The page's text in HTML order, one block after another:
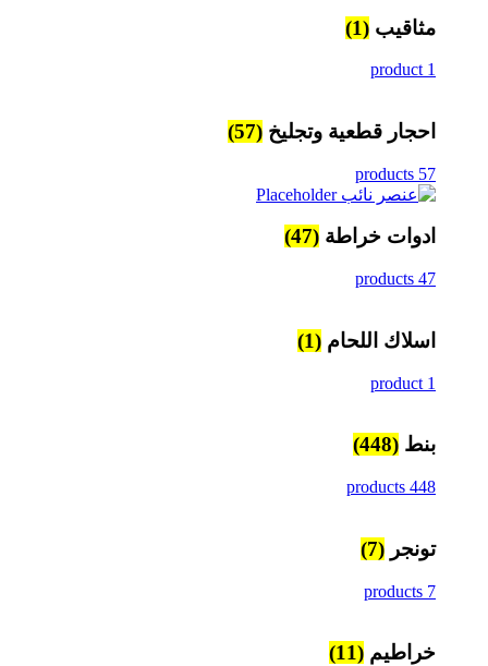
مثاقيب (1)
1 product
احجار قطعية وتجليخ (57)
57 products
ادوات خراطة (47)
47 products
اسلاك اللحام (1)
1 product
بنط (448)
448 products
تونجر (7)
7 products
خراطيم (11)